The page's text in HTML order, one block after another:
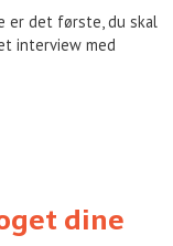
er det første, du skal
interview med
dine